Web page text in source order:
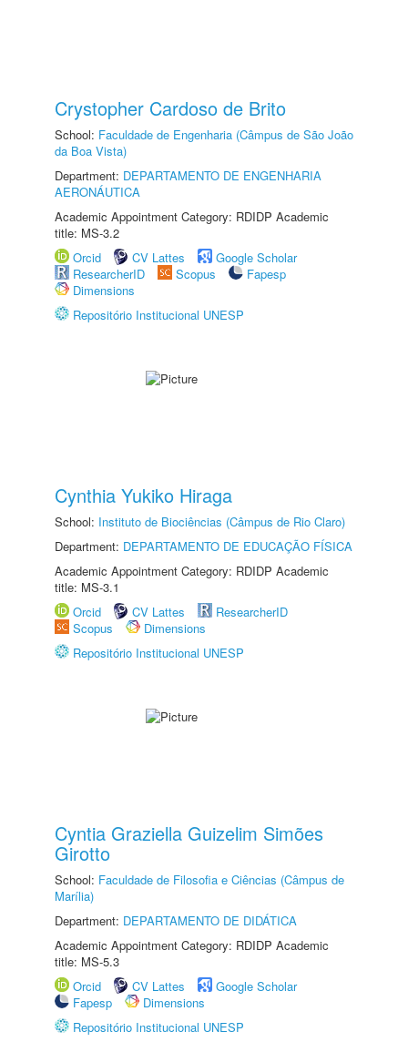
Crystopher Cardoso de Brito
School: Faculdade de Engenharia (Câmpus de São João
da Boa Vista)
Department: DEPARTAMENTO DE ENGENHARIA
AERONÁUTICA
Academic Appointment Category: RDIDP Academic
title: MS-3.2
Orcid
CV Lattes
Google Scholar
ResearcherID
Scopus
Fapesp
Dimensions
Repositório Institucional UNESP
Cynthia Yukiko Hiraga
School: Instituto de Biociências (Câmpus de Rio Claro)
Department: DEPARTAMENTO DE EDUCAÇÃO FÍSICA
Academic Appointment Category: RDIDP Academic
title: MS-3.1
Orcid
CV Lattes
ResearcherID
Scopus
Dimensions
Repositório Institucional UNESP
Cyntia Graziella Guizelim Simões
Girotto
School: Faculdade de Filosofia e Ciências (Câmpus de
Marília)
Department: DEPARTAMENTO DE DIDÁTICA
Academic Appointment Category: RDIDP Academic
title: MS-5.3
Orcid
CV Lattes
Google Scholar
Fapesp
Dimensions
Repositório Institucional UNESP